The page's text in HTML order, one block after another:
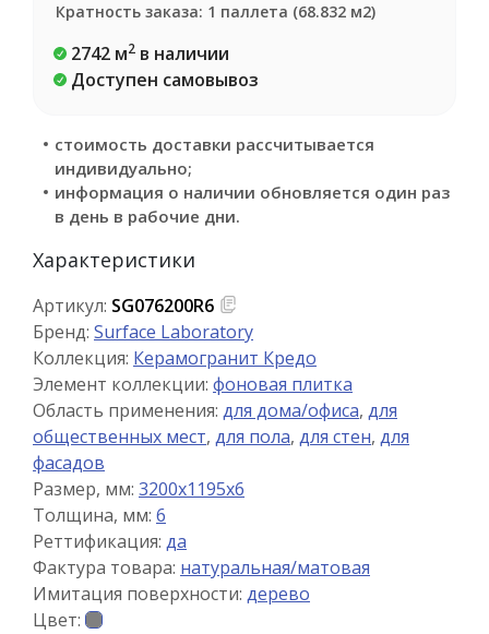
Кратность заказа: 1 паллета (68.832 м2)
2742 м2 в наличии
Доступен самовывоз
стоимость доставки рассчитывается
индивидуально;
информация о наличии обновляется один раз
в день в рабочие дни.
Характеристики
Артикул: SG076200R6
Бренд: Surface Laboratory
Коллекция: Керамогранит Кредо
Элемент коллекции: фоновая плитка
Область применения: для дома/офиса, для
общественных мест, для пола, для стен, для
фасадов
Размер, мм: 3200x1195x6
Толщина, мм: 6
Реттификация: да
Фактура товара: натуральная/матовая
Имитация поверхности: дерево
Цвет: